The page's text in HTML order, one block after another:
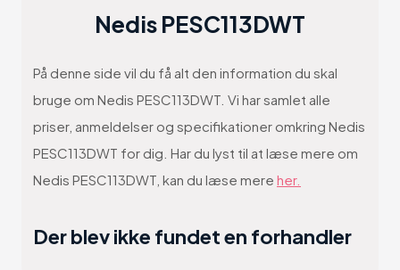
Nedis PESC113DWT
På denne side vil du få alt den information du skal
bruge om Nedis PESC113DWT. Vi har samlet alle
priser, anmeldelser og specifikationer omkring Nedis
PESC113DWT for dig. Har du lyst til at læse mere om
Nedis PESC113DWT, kan du læse mere her.
Der blev ikke fundet en forhandler